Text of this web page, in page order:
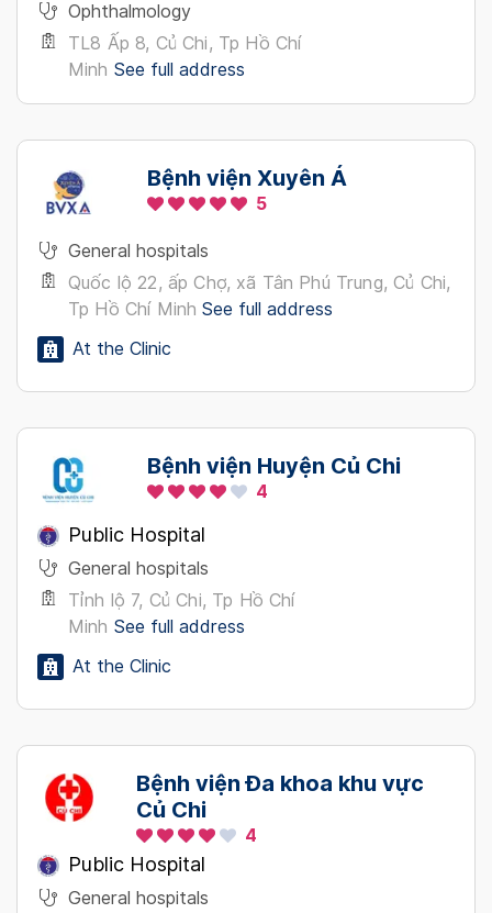
Ophthalmology
TL8 Ấp 8, Củ Chi, Tp Hồ Chí
Minh See full address
Bệnh viện Xuyên Á
5
General hospitals
Quốc lộ 22, ấp Chợ, xã Tân Phú Trung, Củ Chi,
Tp Hồ Chí Minh See full address
At the Clinic
Bệnh viện Huyện Củ Chi
4
Public Hospital
General hospitals
Tỉnh lộ 7, Củ Chi, Tp Hồ Chí
Minh See full address
At the Clinic
Bệnh viện Đa khoa khu vực
Củ Chi
4
Public Hospital
General hospitals